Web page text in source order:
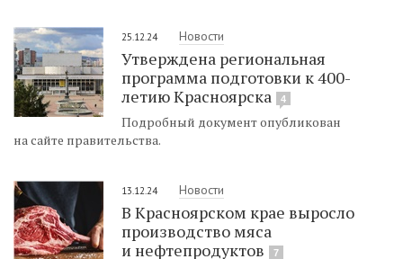
25.12.24 Новости
Утверждена региональная
программа подготовки к 400-
летию Красноярска
4
Подробный документ опубликован
на сайте правительства.
13.12.24 Новости
В Красноярском крае выросло
производство мяса
и нефтепродуктов
7